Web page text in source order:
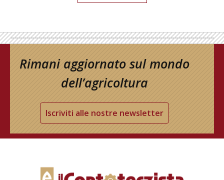
Rimani aggiornato sul mondo
dell’agricoltura
Iscriviti alle nostre newsletter